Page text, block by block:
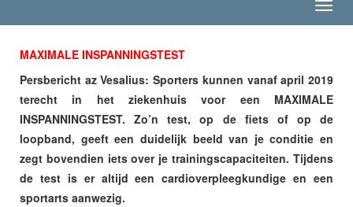
MAXIMALE INSPANNINGSTEST
Persbericht az Vesalius: Sporters kunnen vanaf april 2019
terecht in het ziekenhuis voor een MAXIMALE
INSPANNINGSTEST. Zo’n test, op de fiets of op de
loopband, geeft een duidelijk beeld van je conditie en
zegt bovendien iets over je trainingscapaciteiten. Tijdens
de test is er altijd een cardioverpleegkundige en een
sportarts aanwezig.